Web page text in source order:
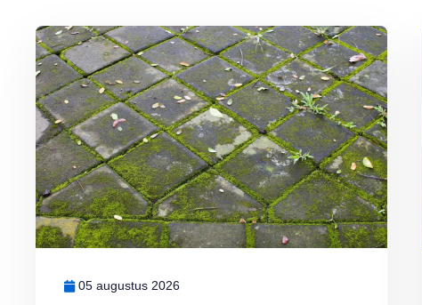
05 augustus 2026
Lees meer over Groene aanslag milieuvriendelijk bestrijden